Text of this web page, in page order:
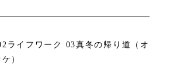
ライフワーク 03真冬の帰り道（オ
）